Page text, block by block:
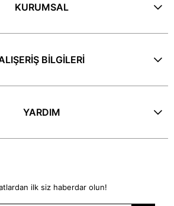
KURUMSAL
BİLGİLERİ
YARDIM
ilk siz haberdar olun!